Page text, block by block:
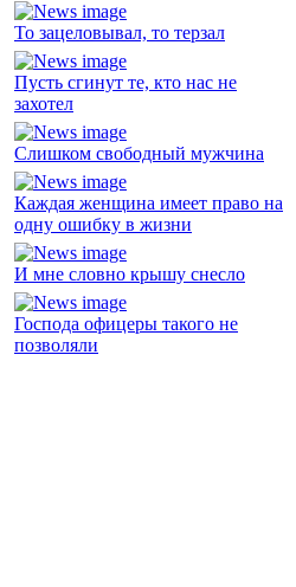
То зацеловывал, то терзал
Пусть сгинут те, кто нас не
захотел
Слишком свободный мужчина
Каждая женщина имеет право на
одну ошибку в жизни
И мне словно крышу снесло
Господа офицеры такого не
позволяли